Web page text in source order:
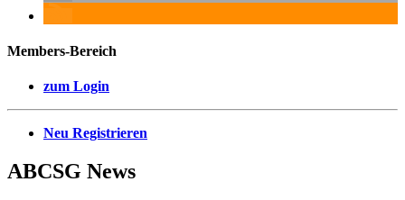
Members-Bereich
zum Login
Neu Registrieren
ABCSG News